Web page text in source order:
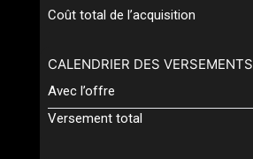
Coût total de l’acquisition
CALENDRIER DES VERSEMENTS
Avec l’offre
Versement total